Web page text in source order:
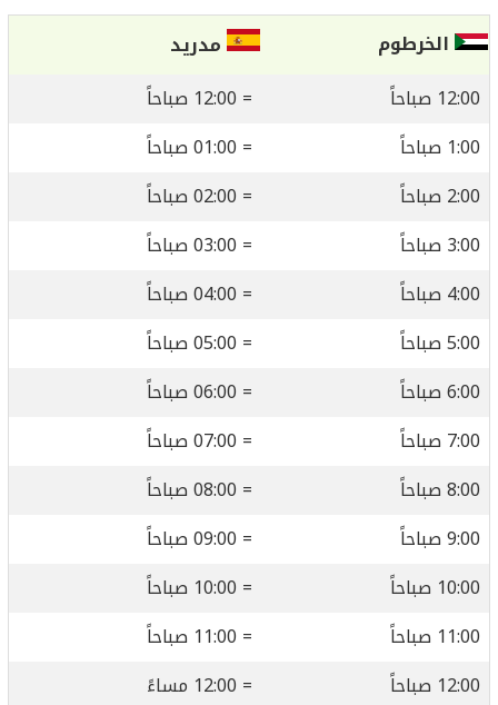
الخرطوم
مدريد
12:00 صباحاً
= 12:00 صباحاً
1:00 صباحاً
= 01:00 صباحاً
2:00 صباحاً
= 02:00 صباحاً
3:00 صباحاً
= 03:00 صباحاً
4:00 صباحاً
= 04:00 صباحاً
5:00 صباحاً
= 05:00 صباحاً
6:00 صباحاً
= 06:00 صباحاً
7:00 صباحاً
= 07:00 صباحاً
8:00 صباحاً
= 08:00 صباحاً
9:00 صباحاً
= 09:00 صباحاً
10:00 صباحاً
= 10:00 صباحاً
11:00 صباحاً
= 11:00 صباحاً
12:00 صباحاً
= 12:00 مساءً